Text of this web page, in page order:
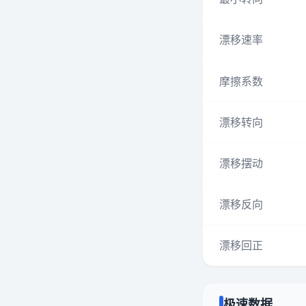
漂移速率
摩擦系数
漂移转向
漂移摆动
漂移反向
漂移回正